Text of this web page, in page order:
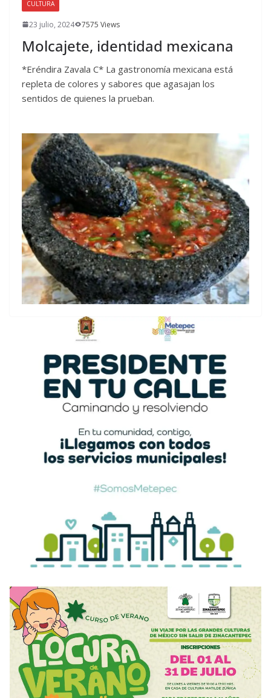
CULTURA
23 julio, 2024 7575 Views
Molcajete, identidad mexicana
*Eréndira Zavala C* La gastronomía mexicana está
repleta de colores y sabores que agasajan los
sentidos de quienes la prueban.